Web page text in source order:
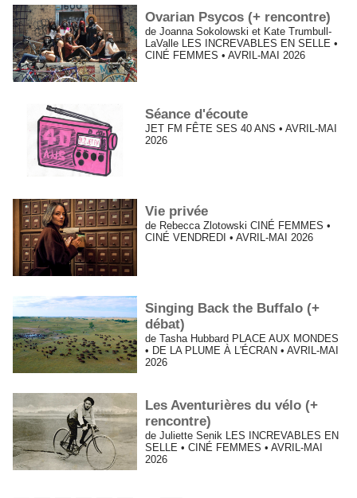
Ovarian Psycos (+ rencontre)
de Joanna Sokolowski et Kate Trumbull-
LaValle LES INCREVABLES EN SELLE •
CINÉ FEMMES • AVRIL-MAI 2026
Séance d'écoute
JET FM FÊTE SES 40 ANS • AVRIL-MAI
2026
Vie privée
de Rebecca Zlotowski CINÉ FEMMES •
CINÉ VENDREDI • AVRIL-MAI 2026
Singing Back the Buffalo (+
débat)
de Tasha Hubbard PLACE AUX MONDES
• DE LA PLUME À L'ÉCRAN • AVRIL-MAI
2026
Les Aventurières du vélo (+
rencontre)
de Juliette Senik LES INCREVABLES EN
SELLE • CINÉ FEMMES • AVRIL-MAI
2026